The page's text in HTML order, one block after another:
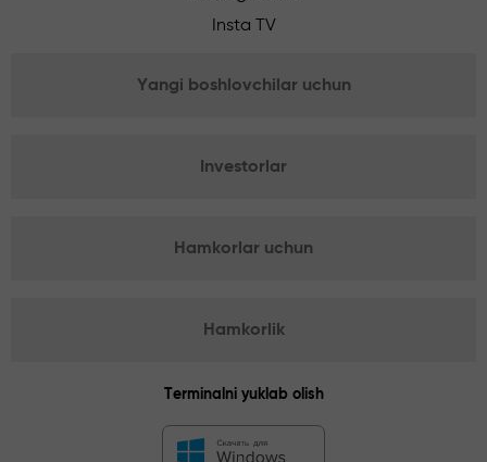
Insta TV
Yangi boshlovchilar uchun
Investorlar
Hamkorlar uchun
Hamkorlik
Terminalni yuklab olish